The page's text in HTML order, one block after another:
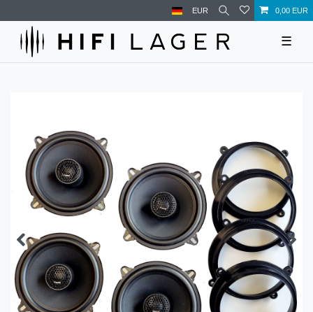
EUR 0,00 EUR
☰